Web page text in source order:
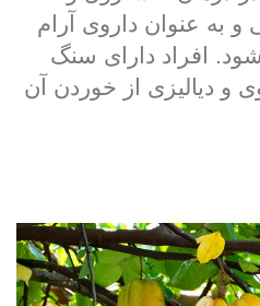
به عنوان داروی آرام
افراد دارای سنگ
و دیالیزی از خوردن آن